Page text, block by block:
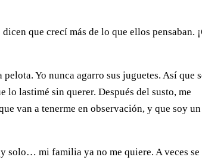
que crecí más de lo que ellos pensaban.
Yo nunca agarro sus juguetes. Así que
lo lastimé sin querer. Después del susto, me
van a tenerme en observación, y que soy un
solo… mi familia ya no me quiere. A veces se